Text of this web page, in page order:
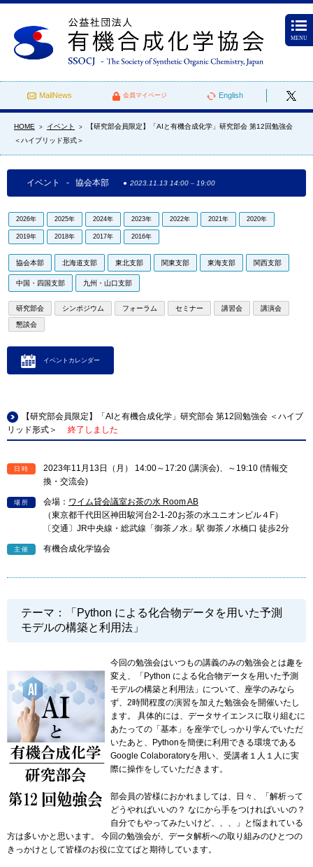
MailNews 会員マイページ English
MENU
HOME > イベント >
【研究部会員限定】「AIと有機合成化学」研究部会 第12回勉強会
＜ハイブリッド形式＞
イベント - 協会本部 2023.11.13 14:00 – 19:00
2026年 2025年 2024年 2023年 2022年 2021年 2020年
2019年 2018年 2017年 2016年
協会本部 北海道支部 東北支部 関東支部 東海支部 関西支部
中国・四国支部 九州・山口支部
研究部会 シンポジウム フォーラム セミナー 講習会 講演会
懇談会
イベントカレンダー
【研究部会員限定】「AIと有機合成化学」研究部会 第12回勉強会 ＜ハイブ
リッド形式＞
終了しました
日時
2023年11月13日（月） 14:00～17:20 (講演会)、～19:10 (情報交
換・交流会)
場所 会場： ワイム貸会議室お茶の水 Room AB
（東京都千代田区神田駿河台2-1-20お茶の水ユニオンビル４F）
〔交通〕JR中央線・総武線「御茶ノ水」駅 御茶ノ水橋口 徒歩2分
主催 有機合成化学協会
テーマ：「Python による化合物データを用いた予測
モデルの構築と利用法」
今回の勉強会はいつもの講義のみの勉強会とは趣を
変え、「Python による化合物データを用いた予測
モデルの構築と利用法」について、座学のみなら
ず、2時間程度の演習を加えた勉強会を開催いたし
ます。 具体的には、データサイエンスに取り組むに
あたっての「基本」を座学でしっかり学んでいただ
いたあと、Pythonを簡便に利用できる環境である
Google Colaboratoryを用い、受講者１人１人に実
際に操作をしていただきます。
部会員の皆様におかれましては、日々、「解析って
どうやればいいの？ なにから手をつければいいの？
自分でもやってみたいけど、、、」と悩まれている
方は多いかと思います。 今回の勉強会が、データ解析への取り組みのひとつの
きっかけとして皆様のお役に立てばと期待しています。